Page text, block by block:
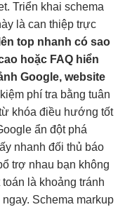
Triển khai schema
là can thiệp trực
lên top nhanh có sao
hoặc FAQ hiển
Google, website
phí tra bằng tuân
khóa điều hướng tốt
ẩn đột phá
nhanh đối thủ báo
trợ nhau bạn không
toán là khoảng tránh
ngay. Schema markup